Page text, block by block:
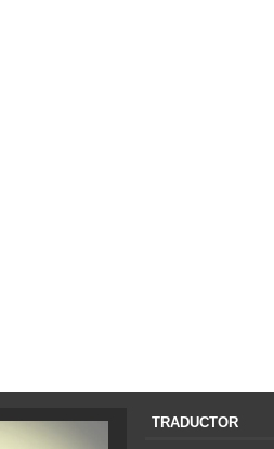
TRADUCTOR